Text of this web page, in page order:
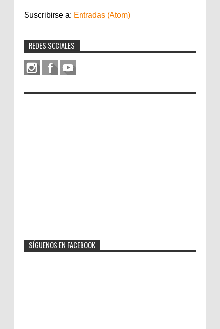
Suscribirse a: Entradas (Atom)
REDES SOCIALES
SÍGUENOS EN FACEBOOK